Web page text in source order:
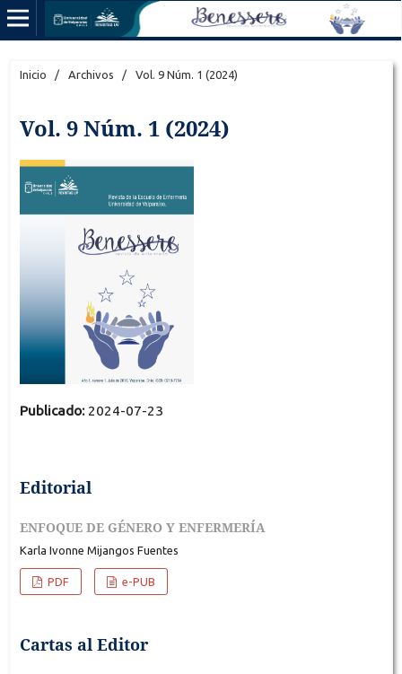
Inicio / Archivos / Vol. 9 Núm. 1 (2024)
Vol. 9 Núm. 1 (2024)
Publicado: 2024-07-23
Editorial
ENFOQUE DE GÉNERO Y ENFERMERÍA
Karla Ivonne Mijangos Fuentes
PDF e-PUB
Cartas al Editor